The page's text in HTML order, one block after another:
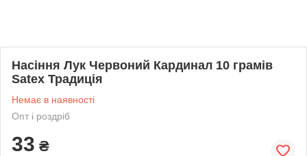
Насіння Лук Червоний Кардинал 10 грамів
Satex Традиція
Немає в наявності
Опт і роздріб
33 ₴